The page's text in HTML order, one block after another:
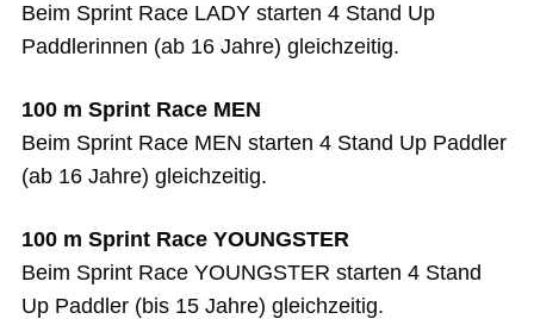
Beim Sprint Race LADY starten 4 Stand Up
Paddlerinnen (ab 16 Jahre) gleichzeitig.
100 m Sprint Race MEN
Beim Sprint Race MEN starten 4 Stand Up Paddler
(ab 16 Jahre) gleichzeitig.
100 m Sprint Race YOUNGSTER
Beim Sprint Race YOUNGSTER starten 4 Stand
Up Paddler (bis 15 Jahre) gleichzeitig.